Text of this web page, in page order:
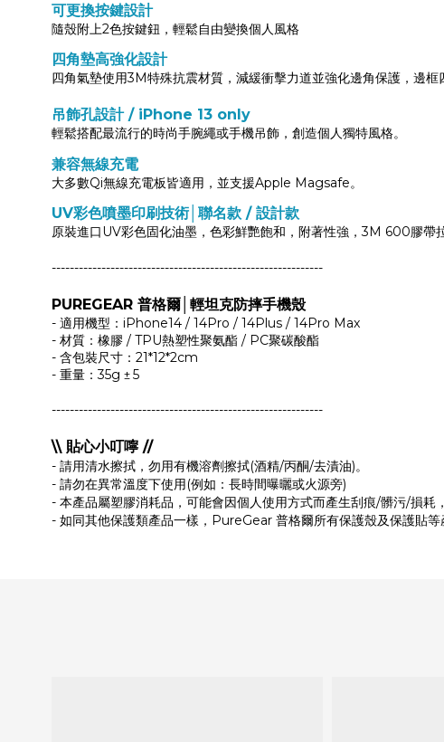
可更換按鍵設計
隨殼附上2色按鍵鈕，輕鬆自由變換個人風格
四角墊高強化設計
四角氣墊使用3M特殊抗震材質，減緩衝擊力道並強化邊角保護， 邊框
吊飾孔設計 / iPhone 13 only
輕鬆搭配最流行的時尚手腕繩或手機吊飾，創造個人獨特風格。
兼容無線充電
大多數Qi無線充電板皆適用，並支援Apple Magsafe。
UV彩色噴墨印刷技術│聯名款 / 設計款
原裝進口UV彩色固化油墨，色彩鮮艷飽和，附著性強，3M 600膠帶
------------------------------------------------------------
PUREGEAR 普格爾│輕坦克防摔手機殼
- 適用機型：iPhone14 / 14Pro / 14Plus / 14Pro Max
- 材質：橡膠 / TPU熱塑性聚氨酯 / PC聚碳酸酯
- 含包裝尺寸：21*12*2cm
- 重量：35g ±5
------------------------------------------------------------
\\ 貼心小叮嚀 //
- 請用清水擦拭，勿用有機溶劑擦拭(酒精/丙酮/去漬油)。
- 請勿在異常溫度下使用(例如：長時間曝曬或火源旁)
- 本產品屬塑膠消耗品，可能會因個人使用方式而產生刮痕/髒污/損耗
- 如同其他保護類產品一樣，PureGear 普格爾所有保護殼及保護貼